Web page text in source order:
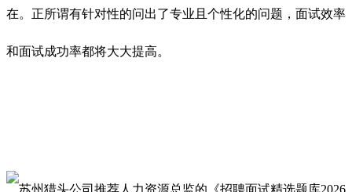
在。正所谓有针对性的问出了专业且个性化的问题，面试效率
和面试成功率都将大大提高。